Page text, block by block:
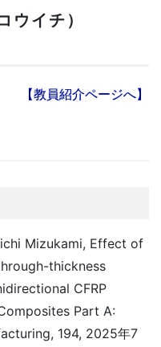
ウイチ）
【教員紹介ページへ】
Mizukami, Effect of
thickness
CFRP
Part A:
194, 2025年7